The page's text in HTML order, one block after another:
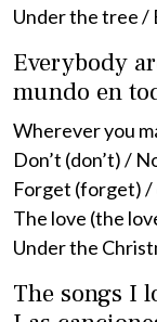
Under the tree /
Everybody
mundo en
Wherever you
Don’t (don’t) /
Forget (forget) /
The love (the
Under the
The songs I